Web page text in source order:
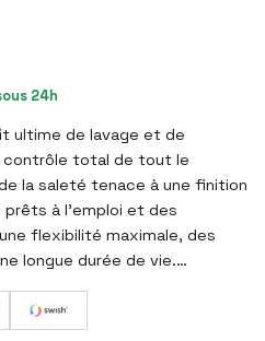
24h
ultime de lavage et de
contrôle total de tout le
la saleté tenace à une finition
à l'emploi et des
flexibilité maximale, des
longue durée de vie.